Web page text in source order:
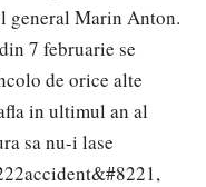
general Marin Anton.
7 februarie se
de orice alte
in ultimul an al
sa nu-i lase